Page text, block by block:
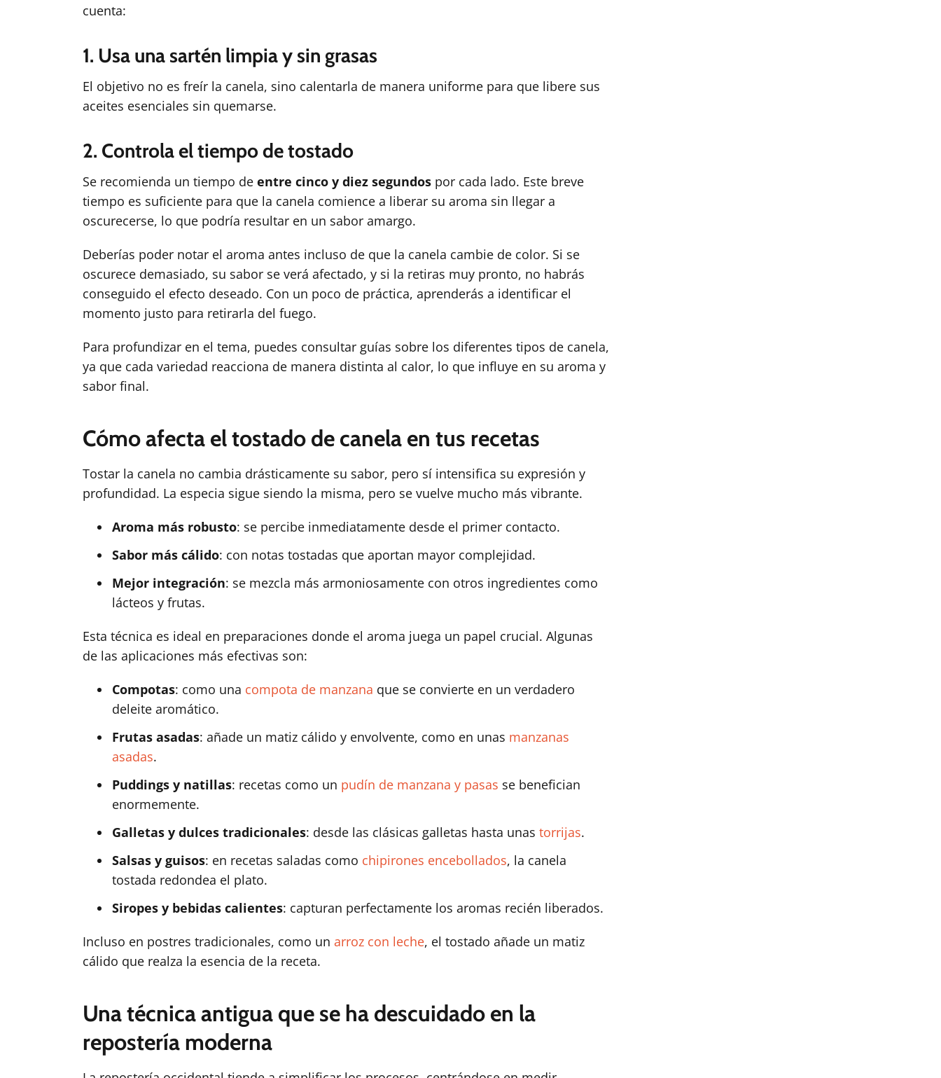
cuenta:
1. Usa una sartén limpia y sin grasas
El objetivo no es freír la canela, sino calentarla de manera uniforme para que libere sus
aceites esenciales sin quemarse.
2. Controla el tiempo de tostado
Se recomienda un tiempo de entre cinco y diez segundos por cada lado. Este breve
tiempo es suficiente para que la canela comience a liberar su aroma sin llegar a
oscurecerse, lo que podría resultar en un sabor amargo.
Deberías poder notar el aroma antes incluso de que la canela cambie de color. Si se
oscurece demasiado, su sabor se verá afectado, y si la retiras muy pronto, no habrás
conseguido el efecto deseado. Con un poco de práctica, aprenderás a identificar el
momento justo para retirarla del fuego.
Para profundizar en el tema, puedes consultar guías sobre los diferentes tipos de canela,
ya que cada variedad reacciona de manera distinta al calor, lo que influye en su aroma y
sabor final.
Cómo afecta el tostado de canela en tus recetas
Tostar la canela no cambia drásticamente su sabor, pero sí intensifica su expresión y
profundidad. La especia sigue siendo la misma, pero se vuelve mucho más vibrante.
Aroma más robusto: se percibe inmediatamente desde el primer contacto.
Sabor más cálido: con notas tostadas que aportan mayor complejidad.
Mejor integración: se mezcla más armoniosamente con otros ingredientes como
lácteos y frutas.
Esta técnica es ideal en preparaciones donde el aroma juega un papel crucial. Algunas
de las aplicaciones más efectivas son:
Compotas: como una compota de manzana que se convierte en un verdadero
deleite aromático.
Frutas asadas: añade un matiz cálido y envolvente, como en unas manzanas
asadas.
Puddings y natillas: recetas como un pudín de manzana y pasas se benefician
enormemente.
Galletas y dulces tradicionales: desde las clásicas galletas hasta unas torrijas.
Salsas y guisos: en recetas saladas como chipirones encebollados, la canela
tostada redondea el plato.
Siropes y bebidas calientes: capturan perfectamente los aromas recién liberados.
Incluso en postres tradicionales, como un arroz con leche, el tostado añade un matiz
cálido que realza la esencia de la receta.
Una técnica antigua que se ha descuidado en la
repostería moderna